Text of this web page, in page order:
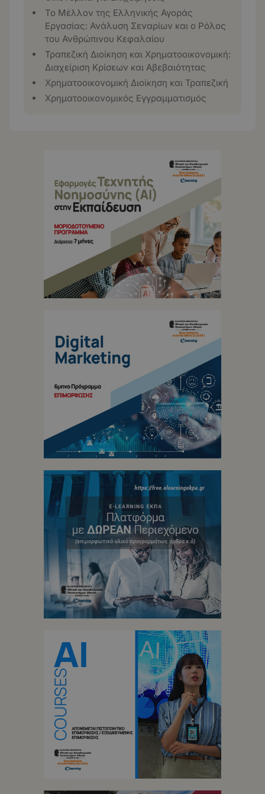
Το Μέλλον της Ελληνικής Αγοράς
Εργασίας: Ανάλυση Σεναρίων και ο Ρόλος
του Ανθρώπινου Κεφαλαίου
Τραπεζική Διοίκηση και Χρηματοοικονομική:
Διαχείριση Κρίσεων και Αβεβαιότητας
Χρηματοοικονομική Διοίκηση και Τραπεζική
Χρηματοοικονομικός Εγγραμματισμός